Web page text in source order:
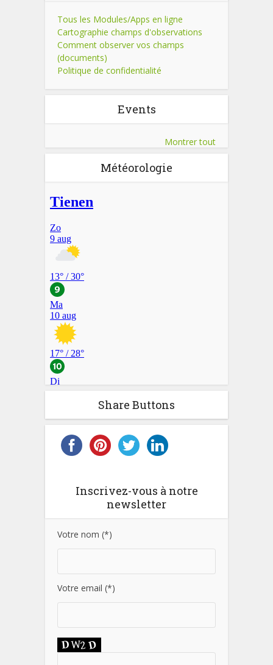
Tous les Modules/Apps en ligne
Cartographie champs d'observations
Comment observer vos champs
(documents)
Politique de confidentialité
Events
Montrer tout
Météorologie
Share Buttons
Inscrivez-vous à notre
newsletter
Votre nom (*)
Votre email (*)